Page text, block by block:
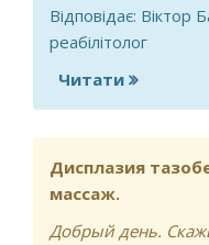
Відповідає: Віктор
реабілітолог
Читати про
Дисплазия
массаж.
Добрый день.